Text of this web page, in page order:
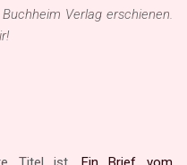
Verlag erschienen.